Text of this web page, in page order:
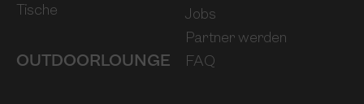
Tische
OUTDOOR­LOUNGE
Jobs
Partner werden
FAQ